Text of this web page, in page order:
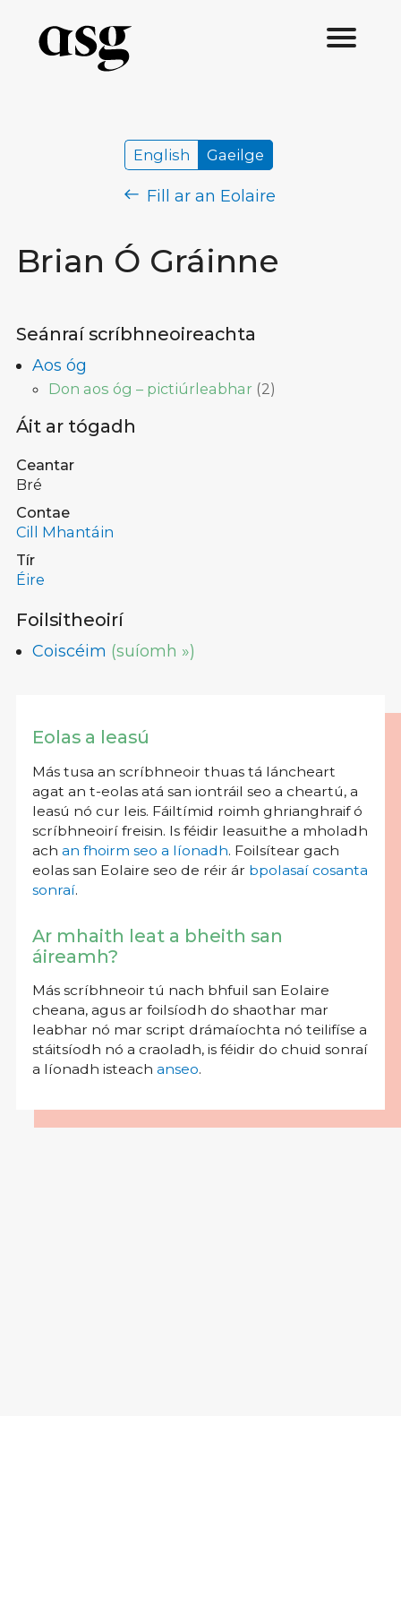
Brian Ó Gráinne
English Gaeilge
Fill ar an Eolaire
Seánraí scríbhneoireachta
Aos óg
Don aos óg – pictiúrleabhar (2)
Áit ar tógadh
Ceantar
Bré
Contae
Cill Mhantáin
Tír
Éire
Foilsitheoirí
Coiscéim (suíomh »)
Eolas a leasú
Más tusa an scríbhneoir thuas tá láncheart
agat an t-eolas atá san iontráil seo a cheartú, a
leasú nó cur leis. Fáiltímid roimh ghrianghraif ó
scríbhneoirí freisin. Is féidir leasuithe a mholadh
ach an fhoirm seo a líonadh. Foilsítear gach
eolas san Eolaire seo de réir ár bpolasaí cosanta
sonraí.
Ar mhaith leat a bheith san
áireamh?
Más scríbhneoir tú nach bhfuil san Eolaire
cheana, agus ar foilsíodh do shaothar mar
leabhar nó mar script drámaíochta nó teilifíse a
stáitsíodh nó a craoladh, is féidir do chuid sonraí
a líonadh isteach anseo.